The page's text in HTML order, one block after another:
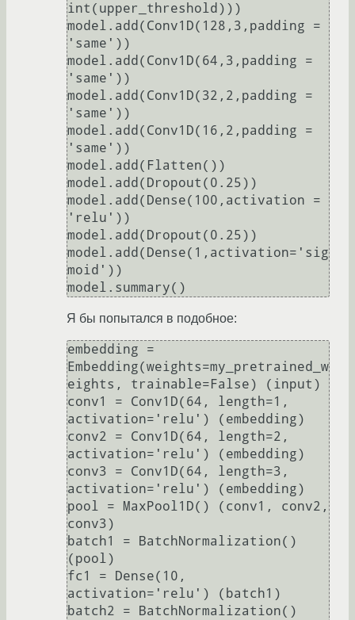
int(upper_threshold)))
model.add(Conv1D(128,3,padding =
'same'))
model.add(Conv1D(64,3,padding =
'same'))
model.add(Conv1D(32,2,padding =
'same'))
model.add(Conv1D(16,2,padding =
'same'))
model.add(Flatten())
model.add(Dropout(0.25))
model.add(Dense(100,activation =
'relu'))
model.add(Dropout(0.25))
model.add(Dense(1,activation='sig
moid'))
Я бы попытался в подобное:
embedding =
Embedding(weights=my_pretrained_w
eights, trainable=False) (input)
conv1 = Conv1D(64, length=1,
activation='relu') (embedding)
conv2 = Conv1D(64, length=2,
activation='relu') (embedding)
conv3 = Conv1D(64, length=3,
activation='relu') (embedding)
pool = MaxPool1D() (conv1, conv2,
conv3)
batch1 = BatchNormalization()
(pool)
fc1 = Dense(10,
activation='relu') (batch1)
batch2 = BatchNormalization()